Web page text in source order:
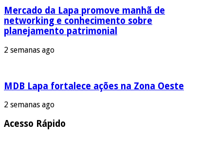
Mercado da Lapa promove manhã de
networking e conhecimento sobre
planejamento patrimonial
2 semanas ago
MDB Lapa fortalece ações na Zona Oeste
2 semanas ago
Acesso Rápido